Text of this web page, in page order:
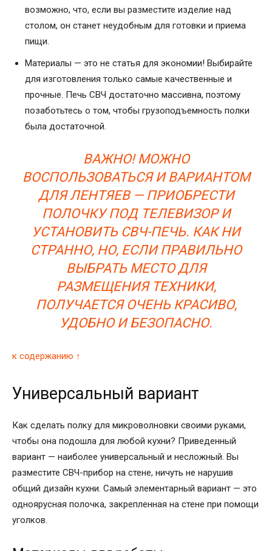
возможно, что, если вы разместите изделие над
столом, он станет неудобным для готовки и приема
пищи.
Материалы — это не статья для экономии! Выбирайте
для изготовления только самые качественные и
прочные. Печь СВЧ достаточно массивна, поэтому
позаботьтесь о том, чтобы грузоподъемность полки
была достаточной.
ВАЖНО! МОЖНО
ВОСПОЛЬЗОВАТЬСЯ И ВАРИАНТОМ
ДЛЯ ЛЕНТЯЕВ — ПРИОБРЕСТИ
ПОЛОЧКУ ПОД ТЕЛЕВИЗОР И
УСТАНОВИТЬ СВЧ-ПЕЧЬ. КАК НИ
СТРАННО, НО, ЕСЛИ ПРАВИЛЬНО
ВЫБРАТЬ МЕСТО ДЛЯ
РАЗМЕЩЕНИЯ ТЕХНИКИ,
ПОЛУЧАЕТСЯ ОЧЕНЬ КРАСИВО,
УДОБНО И БЕЗОПАСНО.
к содержанию ↑
Универсальный вариант
Как сделать полку для микроволновки своими руками,
чтобы она подошла для любой кухни? Приведенный
вариант — наиболее универсальный и несложный. Вы
разместите СВЧ-прибор на стене, ничуть не нарушив
общий дизайн кухни. Самый элементарный вариант — это
одноярусная полочка, закрепленная на стене при помощи
уголков.